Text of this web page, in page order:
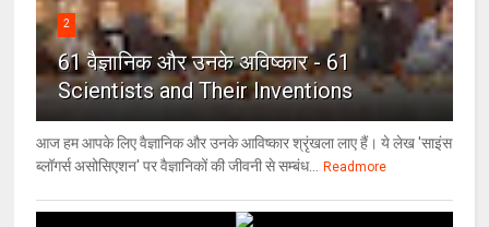
2
61 वैज्ञानिक और उनके अविष्कार - 61
Scientists and Their Inventions
आज हम आपके लिए वैज्ञानिक और उनके आविष्कार श्रृंखला लाए हैं। ये लेख 'साइंस
ब्लॉगर्स असोसिएशन' पर वैज्ञा‍निकों की जीवनी से सम्बंध...
Readmore